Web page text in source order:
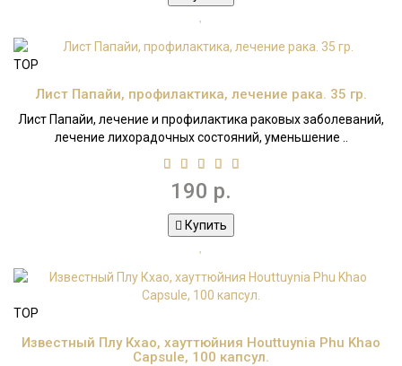
TOP
Лист Папайи, профилактика, лечение рака. 35 гр.
Лист Папайи, лечение и профилактика раковых заболеваний,
лечение лихорадочных состояний, уменьшение ..
190 р.
Купить
TOP
Известный Плу Кхао, хауттюйния Houttuynia Phu Khao
Capsule, 100 капсул.